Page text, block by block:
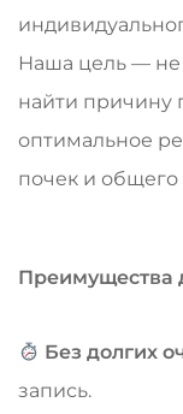
Наша цель — не
найти причину
оптимальное
почек и общего
Преимущества
Без долгих
запись.